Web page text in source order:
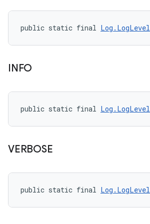
public static final Log.LogLevel
INFO
public static final Log.LogLevel
VERBOSE
public static final Log.LogLevel